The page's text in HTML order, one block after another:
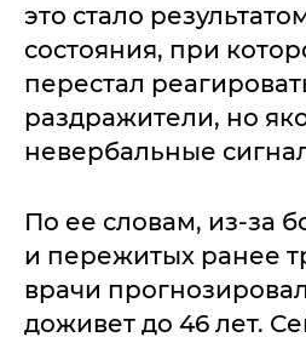
это стало
состояния, при
перестал
раздражители, но
невербальные
По ее словам, из-за
и пережитых ранее
врачи
доживет до 46 лет.